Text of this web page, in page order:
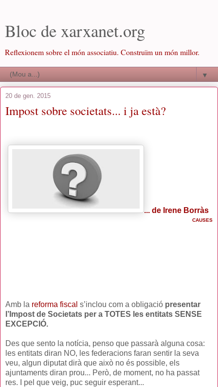
Bloc de xarxanet.org
Reflexionem sobre el món associatiu. Construïm un món millor.
▼
20 de gen. 2015
Impost sobre societats... i ja està?
... de Irene Borràs
CAUSES
Amb la reforma fiscal s’inclou com a obligació presentar
l’Impost de Societats per a TOTES les entitats SENSE
EXCEPCIÓ.
Des que sento la notícia, penso que passarà alguna cosa:
les entitats diran NO, les federacions faran sentir la seva
veu, algun diputat dirà que això no és possible, els
ajuntaments diran prou... Però, de moment, no ha passat
res. I pel que veig, puc seguir esperant...